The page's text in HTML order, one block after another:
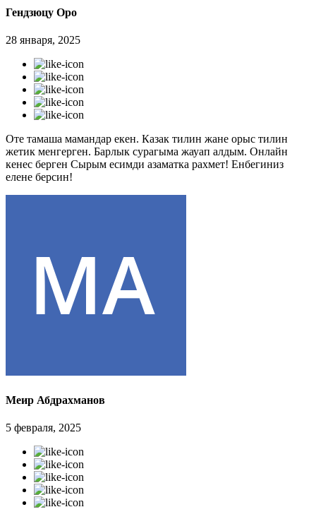
Гендзюцу Оро
28 января, 2025
Оте тамаша мамандар екен. Казак тилин жане орыс тилин
жетик менгерген. Барлык сурагыма жауап алдым. Онлайн
кенес берген Сырым есимди азаматка рахмет! Енбегиниз
елене берсин!
Меир Абдрахманов
5 февраля, 2025